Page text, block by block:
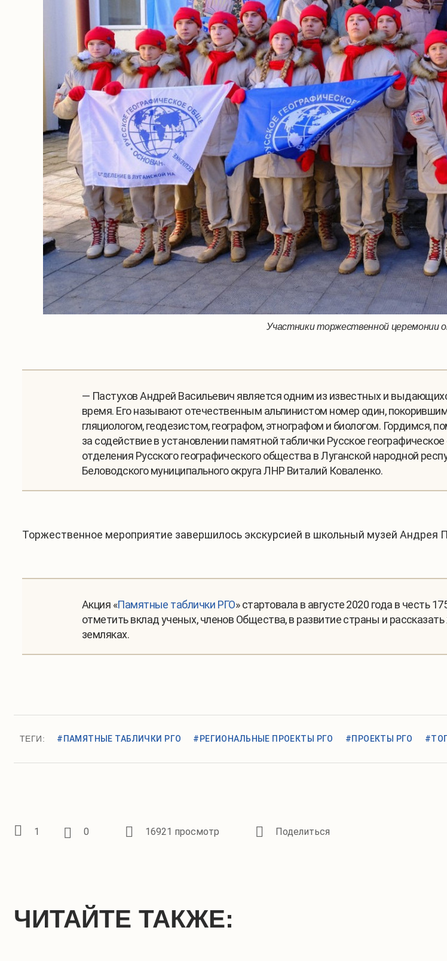
Участники торжественной церемонии
— Пастухов Андрей Васильевич является одним из известных и
время. Его называют отечественным альпинистом номер один,
гляциологом, геодезистом, географом, этнографом и биологом. Гордимся,
за содействие в установлении памятной таблички Русское
отделения Русского географического общества в Луганской народной
Беловодского муниципального округа ЛНР Виталий Коваленко.
Торжественное мероприятие завершилось экскурсией в школьный музей Андрея
Акция «Памятные таблички РГО» стартовала в августе 2020 года в честь
отметить вклад ученых, членов Общества, в развитие страны и
земляках.
ТЕГИ: #ПАМЯТНЫЕ ТАБЛИЧКИ РГО #РЕГИОНАЛЬНЫЕ ПРОЕКТЫ РГО #ПРОЕКТЫ РГО
1 0 16921 просмотр
ЧИТАЙТЕ ТАКЖЕ: